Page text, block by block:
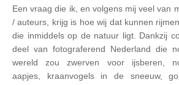
Een vraag die ik, en volgens mij veel van
/ auteurs, krijg is hoe wij dat kunnen
die inmiddels op de natuur ligt. Dankzij
deel van fotograferend Nederland die
wereld zou zwerven voor ijsberen,
aapjes, kraanvogels in de sneeuw,